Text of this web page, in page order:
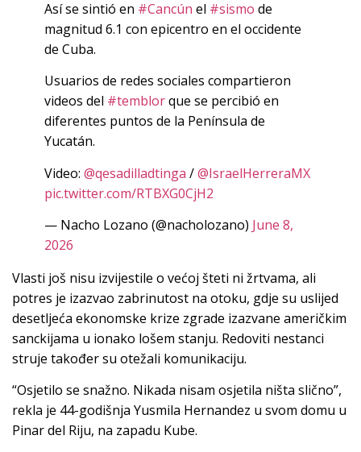
Así se sintió en #Cancún el #sismo de
magnitud 6.1 con epicentro en el occidente
de Cuba.
Usuarios de redes sociales compartieron
videos del #temblorque se percibió en
diferentes puntos de la Península de
Yucatán.
Video: @qesadilladtinga /@IsraelHerreraMX
pic.twitter.com/RTBXG0CjH2
— Nacho Lozano (@nacholozano) June 8,
2026
Vlasti još nisu izvijestile o većoj šteti ni žrtvama, ali
potres je izazvao zabrinutost na otoku, gdje su uslijed
desetljeća ekonomske krize zgrade izazvane američkim
sanckijama u ionako lošem stanju. Redoviti nestanci
struje također su otežali komunikaciju.
“Osjetilo se snažno. Nikada nisam osjetila ništa slično”,
rekla je 44-godišnja Yusmila Hernandez u svom domu u
Pinar del Riju, na zapadu Kube.